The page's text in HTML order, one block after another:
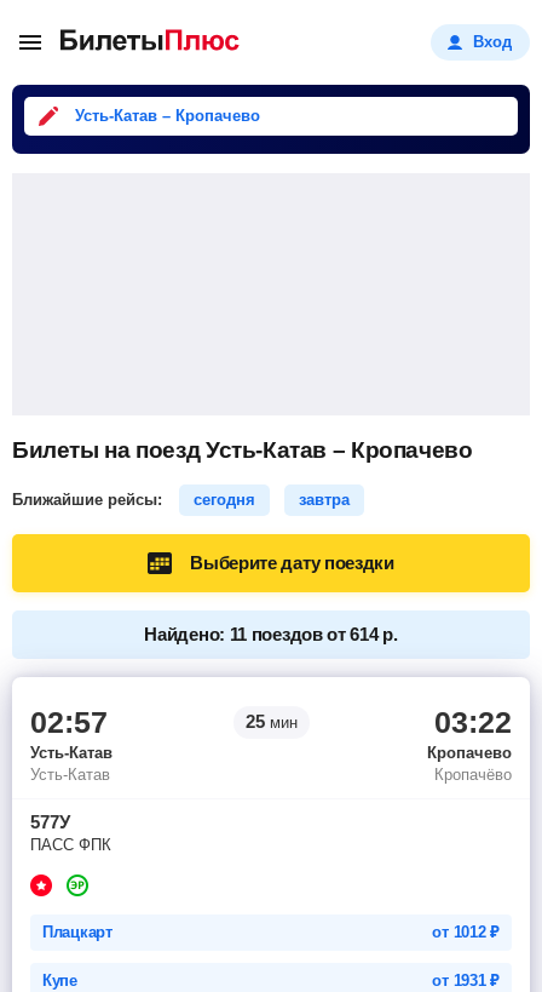
Вход
Усть-Катав – Кропачево
Билеты на поезд Усть-Катав – Кропачево
Ближайшие рейсы: сегодня завтра
Выберите дату поездки
Найдено: 11 поездов от 614 р.
02:57 25мин 03:22
Усть-Катав
Кропачево
Усть-Катав
Кропачёво
577У
ПАСС ФПК
Плацкарт от 1012₽
Купе от 1931₽